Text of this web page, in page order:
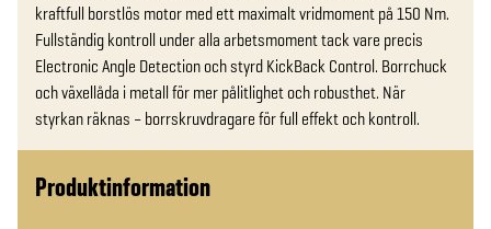
kraftfull borstlös motor med ett maximalt vridmoment på 150 Nm.
Fullständig kontroll under alla arbetsmoment tack vare precis
Electronic Angle Detection och styrd KickBack Control. Borrchuck
och växellåda i metall för mer pålitlighet och robusthet. När
styrkan räknas – borrskruvdragare för full effekt och kontroll.
Produktinformation